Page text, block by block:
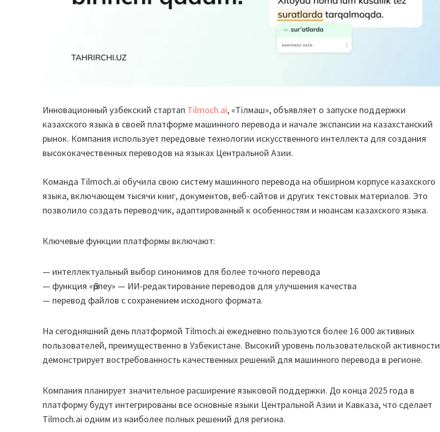
Инновационный узбекский стартап Tilmoch.ai, «Тiлмаш», объявляет о запуске поддержки
казахского языка в своей платформе машинного перевода и начале экспансии на казахстанский
рынок. Компания использует передовые технологии искусственного интеллекта для создания
высококачественных переводов на языках Центральной Азии.
Команда Tilmoch.ai обучила свою систему машинного перевода на обширном корпусе казахского
языка, включающем тысячи книг, документов, веб-сайтов и других текстовых материалов. Это
позволило создать переводчик, адаптированный к особенностям и нюансам казахского языка.
Ключевые функции платформы включают:
— интеллектуальный выбор синонимов для более точного перевода
— функция «Әрлеу» — ИИ-редактирование переводов для улучшения качества
— перевод файлов с сохранением исходного формата.
На сегодняшний день платформой Tilmoch.ai ежедневно пользуются более 16 000 активных
пользователей, преимущественно в Узбекистане. Высокий уровень пользовательской активности
демонстрирует востребованность качественных решений для машинного перевода в регионе.
Компания планирует значительное расширение языковой поддержки. До конца 2025 года в
платформу будут интегрированы все основные языки Центральной Азии и Кавказа, что сделает
Tilmoch.ai одним из наиболее полных решений для региона.